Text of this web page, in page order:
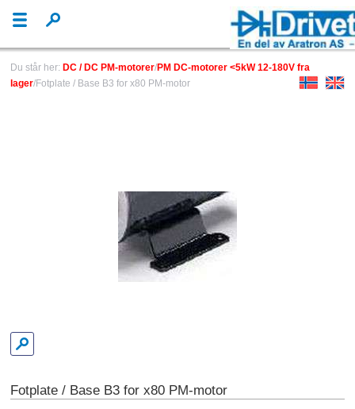
Du står her:DC / DC PM-motorer/PM DC-motorer <5kW 12-180V fra
lager/Fotplate / Base B3 for x80 PM-motor
Fotplate / Base B3 for x80 PM-motor